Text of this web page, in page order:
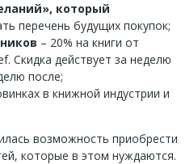
который
перечень будущих покупок;
– 20% на книги от
Скидка действует за неделю
после;
в книжной индустрии и
возможность приобрести
которые в этом нуждаются.